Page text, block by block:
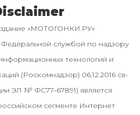
«МОТОГОНКИ.РУ»
Федеральной службой по надзору
технологий и
(Роскомнадзор) 06.12.2016 св-
ЭЛ № ФС77–67891) является
сегменте Интернет